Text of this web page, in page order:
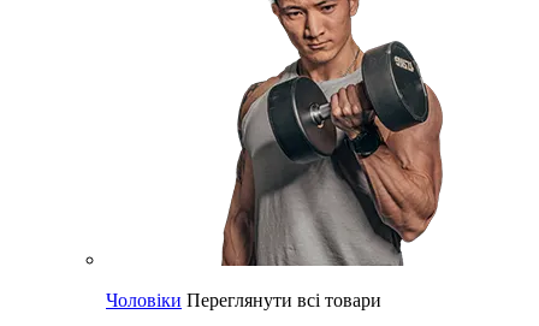
Чоловіки Переглянути всі товари